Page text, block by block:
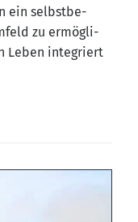
ein selbst­be­
zu ermög­li­
Leben inte­griert